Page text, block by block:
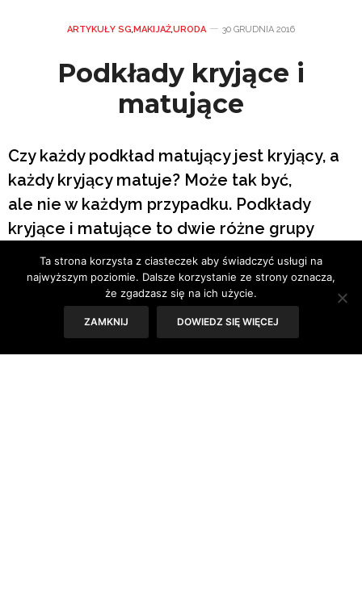
ARTYKUŁY SG,MAKIJAŻ,URODA 30 GRUDNIA 2016
Podkłady kryjące i
matujące
Czy każdy podkład matujący jest kryjący, a
każdy kryjący matuje? Może tak być,
ale nie w każdym przypadku. Podkłady
kryjące i matujące to dwie różne grupy
kosmetyków. Na czym więc polegają
różnice?
Ta strona korzysta z ciasteczek aby świadczyć usługi na
najwyższym poziomie. Dalsze korzystanie ze strony oznacza,
że zgadzasz się na ich użycie.
ZAMKNIJ DOWIEDZ SIĘ WIĘCEJ